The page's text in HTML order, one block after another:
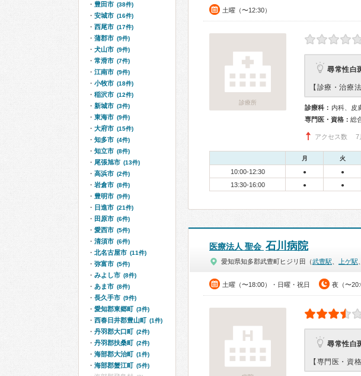
土曜（〜12:30）
診療所
尋常性白
【診療・治療法
診療科： 内科、皮
専門医・資格： 総
アクセス数 7
月 火
10:00-12:30 ● ●
13:30-16:00
● ●
医療法人 聖会 石川病院
愛知県知多郡武豊町ヒジリ田（武豊駅 上ゲ駅
土曜（〜18:00）・日曜・祝日 夜（〜
尋常性白
【専門医・資格
豊田市 (38件)
安城市 (16件)
西尾市 (17件)
蒲郡市 (9件)
犬山市 (9件)
常滑市 (7件)
江南市 (9件)
小牧市 (18件)
稲沢市 (12件)
新城市 (3件)
東海市 (9件)
大府市 (15件)
知多市 (4件)
知立市 (8件)
尾張旭市 (13件)
高浜市 (2件)
岩倉市 (8件)
豊明市 (9件)
日進市 (21件)
田原市 (6件)
愛西市 (5件)
清須市 (6件)
北名古屋市 (11件)
弥富市 (5件)
みよし市 (8件)
あま市 (8件)
長久手市 (9件)
愛知郡東郷町 (3件)
西春日井郡豊山町 (1件)
丹羽郡大口町 (2件)
丹羽郡扶桑町 (2件)
海部郡大治町 (1件)
海部郡蟹江町 (5件)